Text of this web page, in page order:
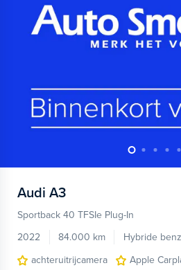
Audi A3
Sportback 40 TFSIe Plug-In
2022
84.000 km Hybride
achteruitrijcamera
Apple